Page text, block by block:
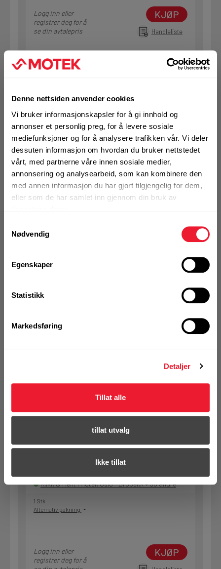
Denne nettsiden anvender cookies
Vi bruker informasjonskapsler for å gi innhold og
annonser et personlig preg, for å levere sosiale
mediefunksjoner og for å analysere trafikken vår. Vi deler
dessuten informasjon om hvordan du bruker nettstedet
vårt, med partnerne våre innen sosiale medier,
annonsering og analysearbeid, som kan kombinere den
med annen informasjon du har gjort tilgjengelig for dem,
eller som de har samlet inn gjennom din bruk av
Nødvendig
Egenskaper
Statistikk
Markedsføring
Detaljer
Tillat alle
tillat utvalg
Ikke tillat
Logg inn eller
registrer deg for å
se din avtalepris
KJØP
Handleliste
Art.nr. 72360926
(uten Pixie kobling)
På nettlager
Klikk & Hent i Motek Arendal + 9 andre
1 Stk
Alternativ pakning
registrer deg for å
KJØP
Kjernebor Hilti 152/500 SP-H speed
På nettlager
1 Stk
Alternativ pakning
KJØP
Kjernebor Hilti 162/500 SP-H speed
Klikk & Hent i Motek Oslo - Brobekk + 30 andre
1 Stk
Alternativ pakning
Logg inn eller
registrer deg for å
KJØP